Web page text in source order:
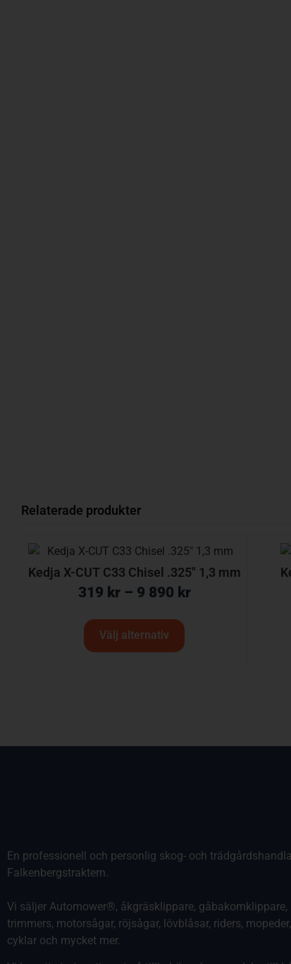
Relaterade produkter
Kedja X-CUT C33 Chisel .325″ 1,3 mm
319 kr – 9 890 kr
Välj alternativ
En professionell och personlig skog- och
Falkenbergstraktern.
Vi säljer Automower®, åkgräsklippare, gåbakomklippare,
trimmers, motorsågar, röjsågar, lövblåsar, riders, mopeder,
cyklar och mycket mer.